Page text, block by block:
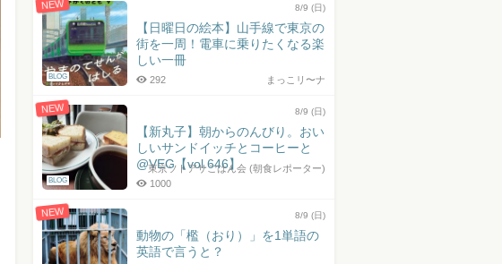
NEW
BLOG
8/9 (日)
【日曜日の絵本】山手線で東京の
街を一周！電車に乗りたくなる楽
しい一冊
まっこリ〜ナ
292
NEW
BLOG
8/9 (日)
【新丸子】朝からのんびり。おい
しいサンドイッチとコーヒーと
@VEG【vol.646】
東京ソトアサごはん会 (朝食レポーター)
1000
NEW 8/9 (日)
動物の「檻（おり）」を1単語の
英語で言うと？